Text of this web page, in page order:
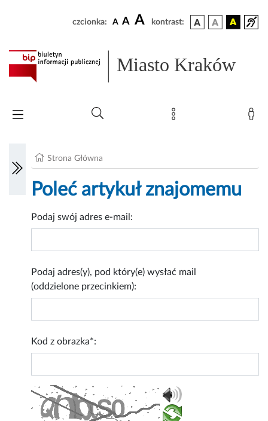
czcionka: A A A kontrast:
Miasto Kraków
Strona Główna
Poleć artykuł znajomemu
Podaj swój adres e-mail:
Podaj adres(y), pod który(e) wysłać mail
(oddzielone przecinkiem):
Kod z obrazka*: